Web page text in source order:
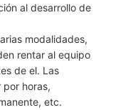
al desarrollo de
modalidades,
rentar al equipo
de el. Las
por horas,
etc.